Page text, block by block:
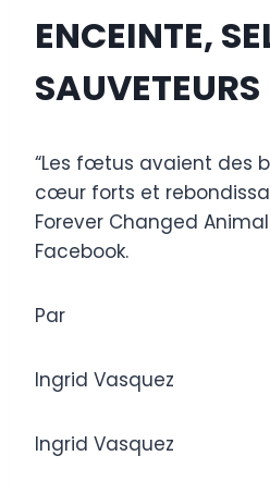
ENCEINTE,
SAUVETEURS
“Les fœtus avaient des
cœur forts et
Forever Changed
Facebook.
Par
Ingrid Vasquez
Ingrid Vasquez